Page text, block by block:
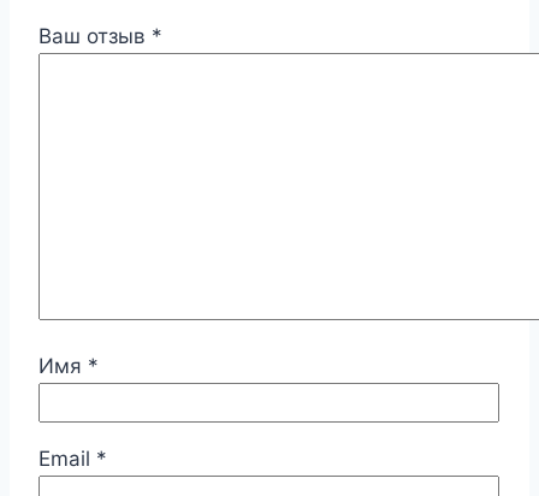
Ваш отзыв *
Имя *
Email *